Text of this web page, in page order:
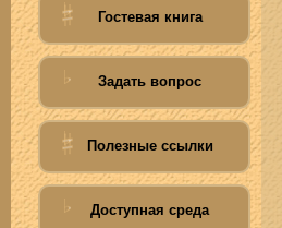
Гостевая книга
Задать вопрос
Полезные ссылки
Доступная среда